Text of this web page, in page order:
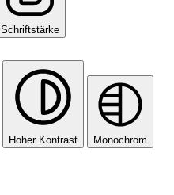
Schriftstärke
Hoher Kontrast Monochrom